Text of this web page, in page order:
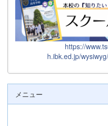
https://
h.ibk.ed.jp/
メニュー